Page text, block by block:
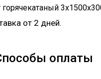
горячекатаный
от 2 дней.
оплаты